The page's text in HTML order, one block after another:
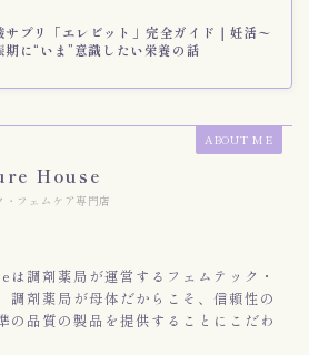
サプリ「エレビット」完全ガイド｜妊活〜
期に“いま”意識したい栄養の話
ABOUT ME
House
・フェムケア専門店
調剤薬局が運営するフェムテック・
調剤薬局が母体だからこそ、信頼性の
の品質の製品を提供することにこだわ